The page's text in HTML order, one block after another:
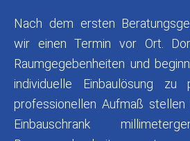
Nach dem ersten
wir einen Termin vor Ort.
Raumgegebenheiten und
individuelle Einbaulösung
professionellen Aufmaß
Einbauschrank